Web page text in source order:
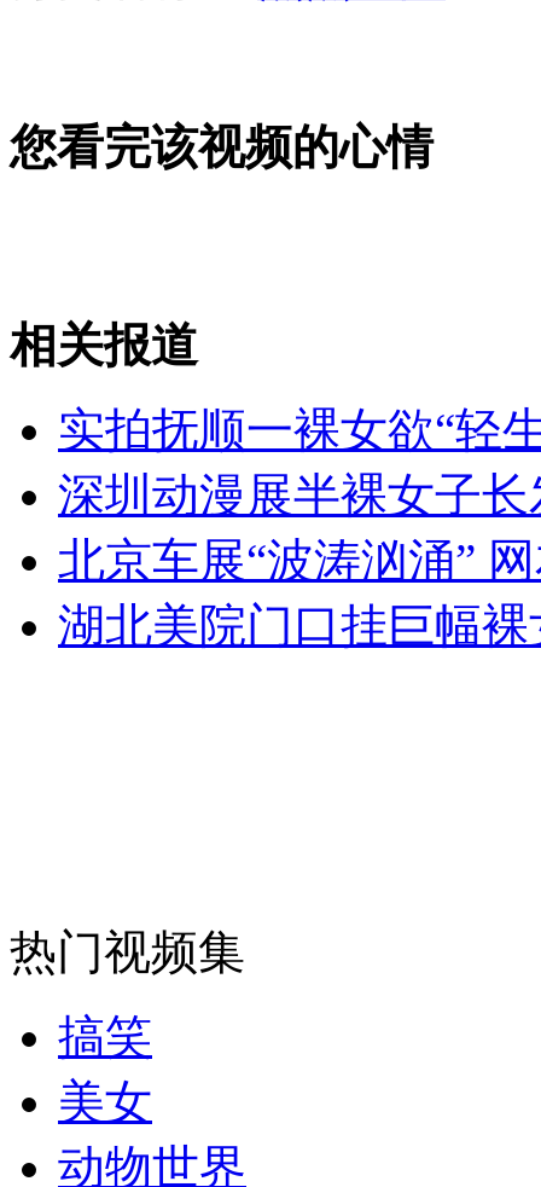
印度：暴雨6秒钟摧毁二层楼房
山西运城恶犬咬伤多人 警民合力深夜将其击毙
女孩北京地铁殴打老人 痛下狠手拳打脚踢
安徽一实载49人客车翻车
走！跟着总书记去植树
您看完该视频的心情
相关报道
实拍抚顺一裸女欲“轻
深圳动漫展半裸女子
北京车展“波涛汹涌”
湖北美院门口挂巨幅
热门视频集
搞笑
美女
动物世界